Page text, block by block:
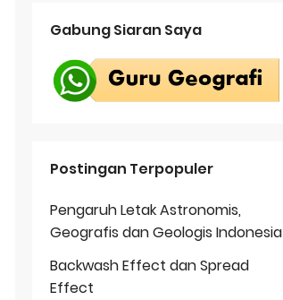
Gabung Siaran Saya
Postingan Terpopuler
Pengaruh Letak Astronomis,
Geografis dan Geologis Indonesia
Backwash Effect dan Spread
Effect